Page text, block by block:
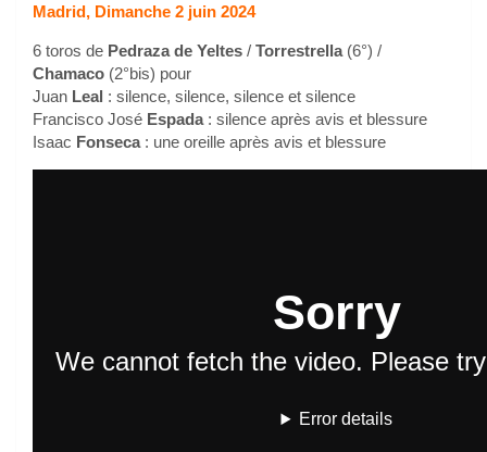
Madrid, Dimanche 2 juin 2024
6 toros de Pedraza de Yeltes / Torrestrella(6°) /
Chamaco (2°bis) pour
Juan Leal : silence, silence, silence et silence
Francisco José Espada: silence après avis et blessure
Isaac Fonseca: une oreille après avis et blessure